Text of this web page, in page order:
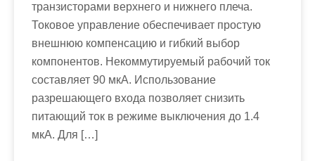
транзисторами верхнего и нижнего плеча.
Токовое управление обеспечивает простую
внешнюю компенсацию и гибкий выбор
компонентов. Некоммутируемый рабочий ток
составляет 90 мкА. Использование
разрешающего входа позволяет снизить
питающий ток в режиме выключения до 1.4
мкА. Для […]